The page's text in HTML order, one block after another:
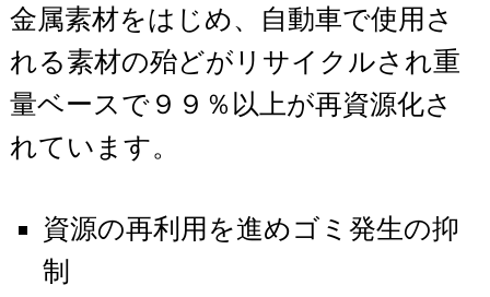
金属素材をはじめ、自動車で使用さ
れる素材の殆どがリサイクルされ重
量ベースで９９％以上が再資源化さ
れています。
資源の再利用を進めゴミ発生の抑
制